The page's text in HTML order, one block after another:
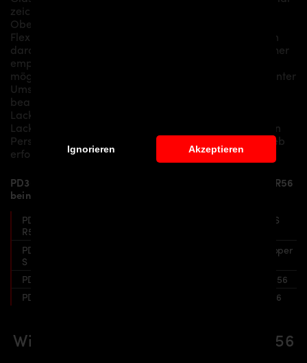
Ignorieren Akzeptieren
zeichnet sich durch eine leicht zu bearbeitende
Oberflächenstruktur aus, bietet zudem ausreichende
Flexibilität bei gleichzeitig hoher Stabilität. Wir weisen
darauf hin, dass es sich um Zubehörteile handelt. Daher
empfehlen wir Grundlegend eine Vormontage inkl.
möglichen Anpassungsarbeiten vor dem Lackieren. Unter
Umständen müssen die Bauteile mit Spritzspachtel
bearbeitet und anschließend erst grundiert und zur
Lackierung vorbereitet werden. Eine Montage und
Lackierung selbst sollte in der Regel nur von versierten
Personen oder durch einen professionellen Fachbetrieb
erfolgen.
PD300+ Widebody Aerodynamik-Kit für Mini Cooper S R56
beinhaltet:
PD300+ Frontstoßstange inkl. Frontspoiler für Mini Cooper S
R56
PD300+ Seitenschweller inkl. Unterbauschwert für Mini Cooper
S R56
PD300+ Front- und Heckverbreiterung für Mini Cooper S R56
PD300+ Heckstoßstange inkl. Diffusor für Mini Cooper S R56
Widebody-Kit für Mini Cooper S R56